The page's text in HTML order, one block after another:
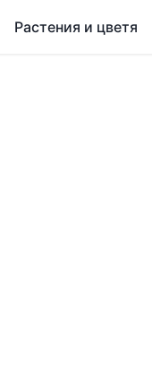
Растения и цветя